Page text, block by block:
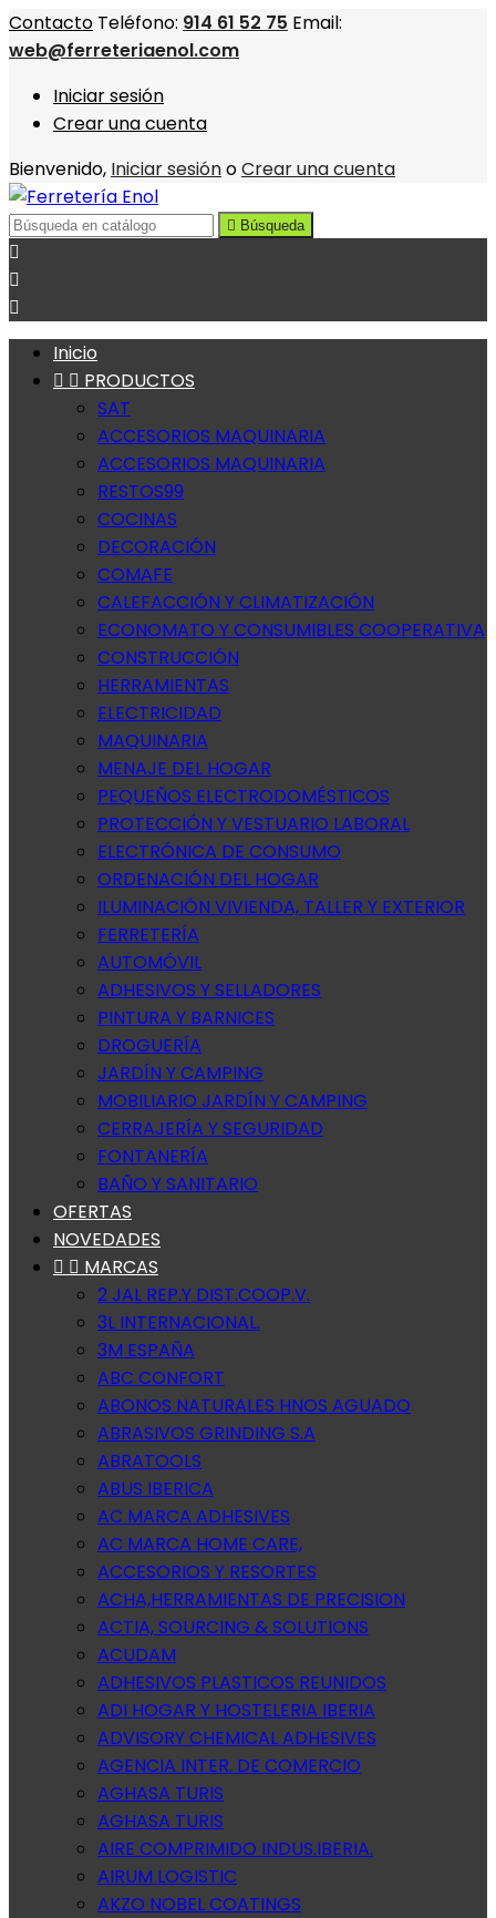
Contacto Teléfono: 914 61 52 75 Email:
web@ferreteriaenol.com
Iniciar sesión
Crear una cuenta
Bienvenido, Iniciar sesiónoCrear una cuenta
 Búsqueda



Inicio
  PRODUCTOS
SAT
ACCESORIOS MAQUINARIA
ACCESORIOS MAQUINARIA
RESTOS99
COCINAS
DECORACIÓN
COMAFE
CALEFACCIÓN Y CLIMATIZACIÓN
ECONOMATO Y CONSUMIBLES COOPERATIVA
CONSTRUCCIÓN
HERRAMIENTAS
ELECTRICIDAD
MAQUINARIA
MENAJE DEL HOGAR
PEQUEÑOS ELECTRODOMÉSTICOS
PROTECCIÓN Y VESTUARIO LABORAL
ELECTRÓNICA DE CONSUMO
ORDENACIÓN DEL HOGAR
ILUMINACIÓN VIVIENDA, TALLER Y EXTERIOR
FERRETERÍA
AUTOMÓVIL
ADHESIVOS Y SELLADORES
PINTURA Y BARNICES
DROGUERÍA
JARDÍN Y CAMPING
MOBILIARIO JARDÍN Y CAMPING
CERRAJERÍA Y SEGURIDAD
FONTANERÍA
BAÑO Y SANITARIO
OFERTAS
NOVEDADES
  MARCAS
2 JAL REP.Y DIST.COOP.V.
3L INTERNACIONAL.
3M ESPAÑA
ABC CONFORT
ABONOS NATURALES HNOS AGUADO
ABRASIVOS GRINDING S.A
ABRATOOLS
ABUS IBERICA
AC MARCA ADHESIVES
AC MARCA HOME CARE,
ACCESORIOS Y RESORTES
ACHA,HERRAMIENTAS DE PRECISION
ACTIA, SOURCING & SOLUTIONS
ACUDAM
ADHESIVOS PLASTICOS REUNIDOS
ADI HOGAR Y HOSTELERIA IBERIA
ADVISORY CHEMICAL ADHESIVES
AGENCIA INTER. DE COMERCIO
AGHASA TURIS
AGHASA TURIS
AIRE COMPRIMIDO INDUS.IBERIA.
AIRUM LOGISTIC
AKZO NOBEL COATINGS